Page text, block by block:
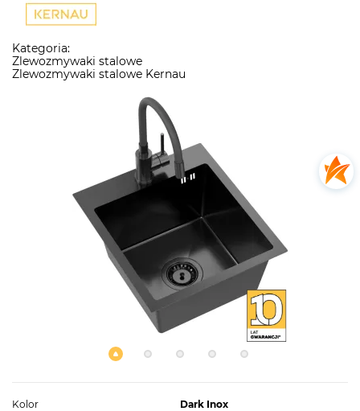
Kategoria:
Zlewozmywaki stalowe
Zlewozmywaki stalowe Kernau
Kolor
Dark Inox